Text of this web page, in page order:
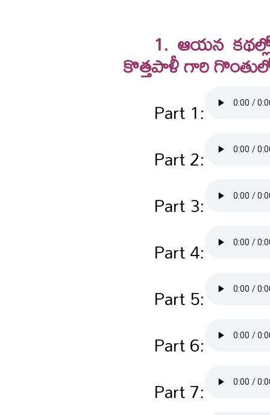
1. ఆయన
కొత్తపాళీ గారి
Part 1:
Part 2:
Part 3:
Part 4:
Part 5:
Part 6:
Part 7: